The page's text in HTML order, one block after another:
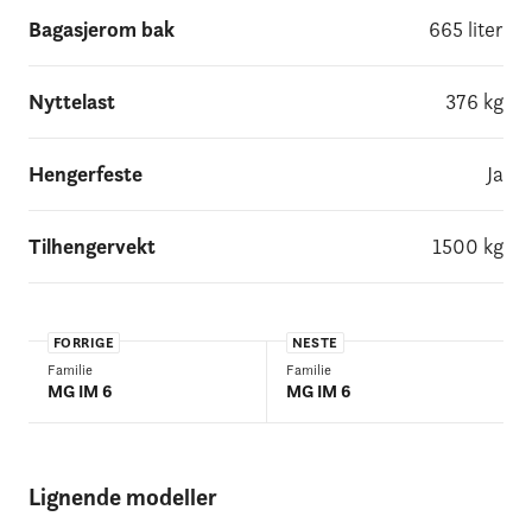
Bagasjerom bak 665 liter
Nyttelast 376 kg
Hengerfeste Ja
Tilhengervekt 1500 kg
FORRIGE
Familie
MG IM 6
NESTE
Familie
MG IM 6
Lignende modeller